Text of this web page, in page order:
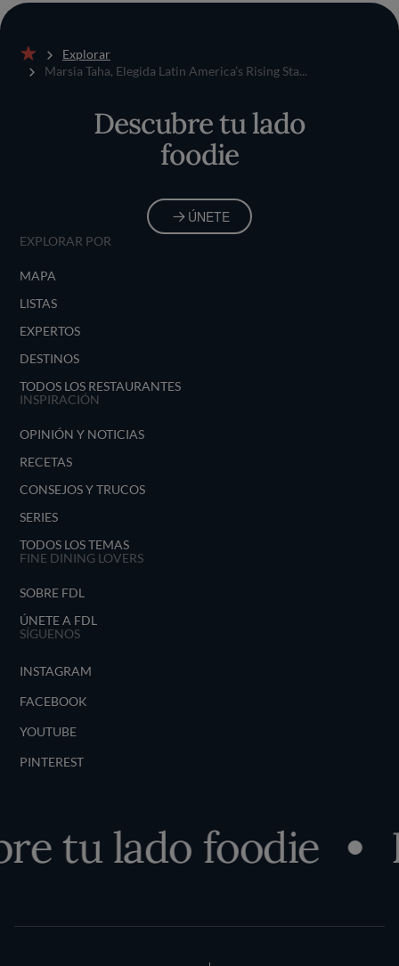
Inicio
Explorar
Marsia Taha, Elegida Latin America’s Rising Sta...
Descubre tu lado
foodie
ÚNETE
EXPLORAR POR
MAPA
LISTAS
EXPERTOS
DESTINOS
TODOS LOS RESTAURANTES
INSPIRACIÓN
OPINIÓN Y NOTICIAS
RECETAS
CONSEJOS Y TRUCOS
SERIES
TODOS LOS TEMAS
FINE DINING LOVERS
SOBRE FDL
ÚNETE A FDL
SÍGUENOS
INSTAGRAM
FACEBOOK
YOUTUBE
PINTEREST
tu lado foodie